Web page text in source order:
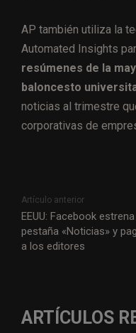
AP también utiliza la
Automated Insights
resúmenes de la
baloncesto
noticias al trimestre
corporativas de
Artículo anterior
EEUU: Facebook
pestaña «Noticias» y
a los editores
ARTÍCULOS